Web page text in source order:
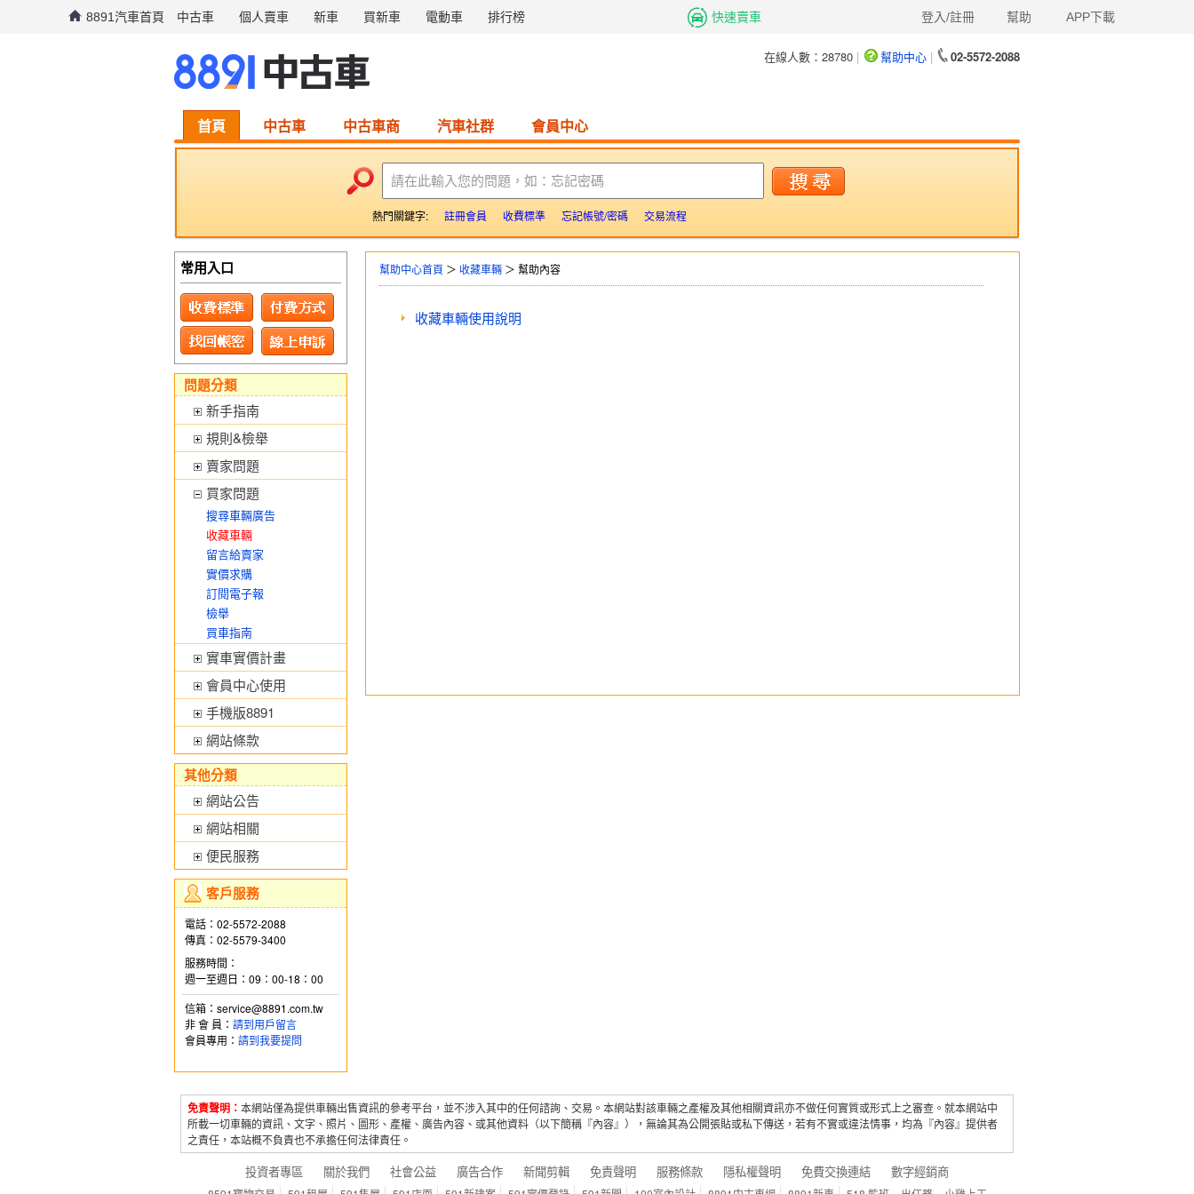
8891汽車首頁 中古車 個人賣車 新車 買新車 電動車 排行榜 快速賣車 登入/註冊 幫助 APP下載
在線人數： 28780 | 幫助中心 | 02-5572-2088
首頁 中古車 中古車商 汽車社群 會員中心
請在此輸入您的問題，如：忘記密碼
熱門關鍵字: 註冊會員 收費標準 忘記帳號/密碼 交易流程
幫助中心首頁 ＞ 收藏車輛 ＞ 幫助內容
收藏車輛使用說明
常用入口
問題分類
新手指南
規則&檢舉
賣家問題
買家問題
搜尋車輛廣告
收藏車輛
留言給賣家
實價求購
訂閱電子報
檢舉
買車指南
實車實價計畫
會員中心使用
手機版8891
網站條款
其他分類
網站公告
網站相關
便民服務
客戶服務
電話：02-5572-2088
傳真：02-5579-3400
服務時間：
週一至週日：09：00-18：00
信箱：service@8891.com.tw
非 會 員： 請到用戶留言
會員專用： 請到我要提問
免責聲明： 本網站僅為提供車輛出售資訊的參考平台，並不涉入其中的任何諮詢、交易。本網站對該車輛之產權及其他相關資訊亦不做任何實質或形式上之審查。就本網站中
所載一切車輛的資訊、文字、照片、圖形、產權、廣告內容、或其他資料（以下簡稱『內容』），無論其為公開張貼或私下傳送，若有不實或違法情事，均為『內容』提供者
之責任，本站概不負責也不承擔任何法律責任。
投資者專區 關於我們 社會公益 廣告合作 新聞剪輯 免責聲明 服務條款 隱私權聲明 免費交換連結 數字經銷商